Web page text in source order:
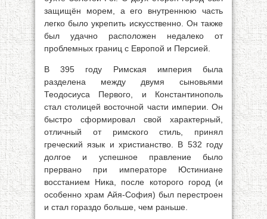
защищён морем, а его внутреннюю часть
легко было укрепить искусственно. Он также
был удачно расположен недалеко от
проблемных границ с Европой и Персией.
В 395 году Римская империя была
разделена между двумя сыновьями
Теодосиуса Первого, и Константинополь
стал столицей восточной части империи. Он
быстро сформировал свой характерный,
отличный от римского стиль, принял
греческий язык и христианство. В 532 году
долгое и успешное правление было
прервано при императоре Юстиниане
восстанием Ника, после которого город (и
особенно храм Айя-София) был перестроен
и стал гораздо больше, чем раньше.